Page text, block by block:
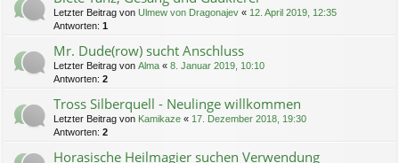
Letzter Beitrag von Ulmew von Dragonajev « 12. April 2019, 12:35
Antworten: 1
Mr. Dude(row) sucht Anschluss
Letzter Beitrag von Alma « 8. Januar 2019, 10:10
Antworten: 2
Tross Silberquell - Neulinge willkommen
Letzter Beitrag von Kamikaze « 17. Dezember 2018, 19:30
Antworten: 2
Horasische Heilmagier suchen Verwendung